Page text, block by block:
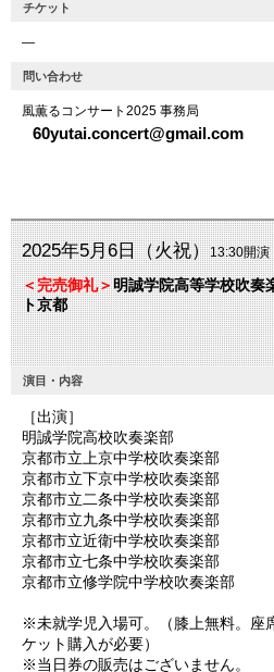
チケット
―
問い合わせ
風薫るコンサート2025 事務局
60yutai.concert@gmail.com
2025年5月6日（火祝）13:30開演
＜完売御礼＞明誠学院高等学校吹奏
ト京都
演目・内容
［出演］
明誠学院高校吹奏楽部
京都市立上京中学校吹奏楽部
京都市立下京中学校吹奏楽部
京都市立二条中学校吹奏楽部
京都市立九条中学校吹奏楽部
京都市立近衛中学校吹奏楽部
京都市立七条中学校吹奏楽部
京都市立修学院中学校吹奏楽部
※未就学児入場可。（膝上無料。座
ケット購入が必要）
※当日券の販売はございません。